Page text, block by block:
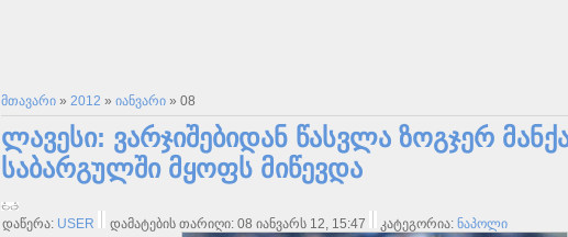
მთავარი » 2012 » იანვარი » 08
ლავესი: ვარჯიშებიდან წასვლა ზოგჯერ
საბარგულში მყოფს მიწევდა
დაწერა: USER დამატების თარიღი: 08 იანვარს 12, 15:47 კატეგორია: ნაპოლი